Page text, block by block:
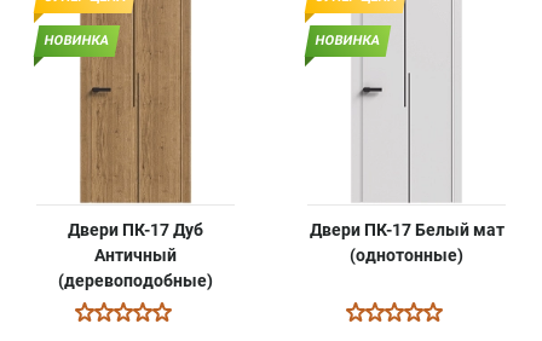
НОВИНКА
Двери ПК-17 Дуб
Античный
(деревоподобные)
НОВИНКА
Двери ПК-17 Белый мат
(однотонные)